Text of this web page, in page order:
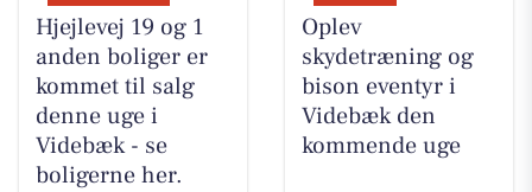
Hjejlevej 19 og 1
anden boliger er
kommet til salg
denne uge i
Videbæk - se
boligerne her.
Oplev
skydetræning og
bison eventyr i
Videbæk den
kommende uge